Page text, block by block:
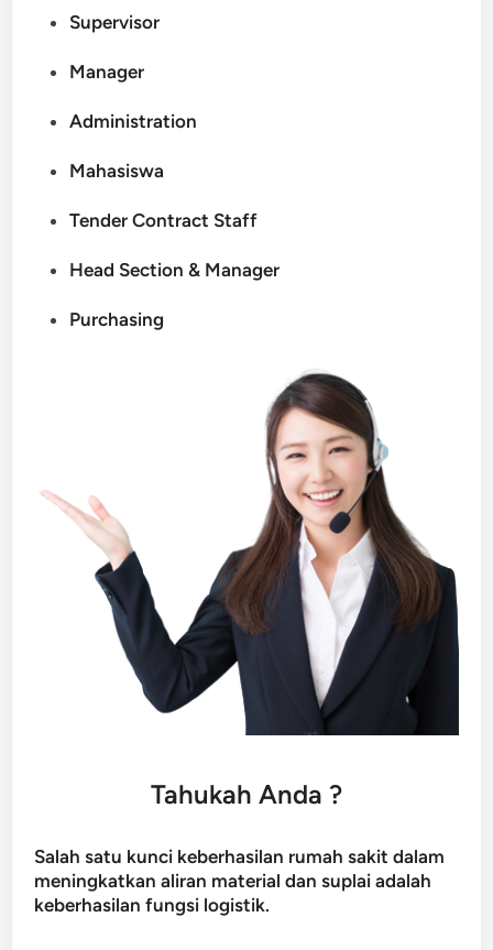
Supervisor
Manager
Administration
Mahasiswa
Tender Contract Staff
Head Section & Manager
Purchasing
Tahukah Anda ?
Salah satu kunci keberhasilan rumah sakit dalam
meningkatkan aliran material dan suplai adalah
keberhasilan fungsi logistik.